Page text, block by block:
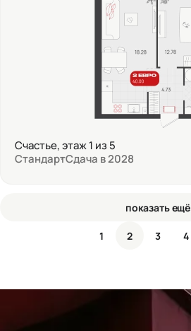
Счастье, этаж 1 из 5
СтандартСдача в 2028
показать ещё
1 2 3 4